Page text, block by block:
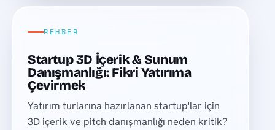
REHBER
Startup 3D İçerik & Sunum
Danışmanlığı: Fikri Yatırıma
Çevirmek
Yatırım turlarına hazırlanan startup'lar için
3D içerik ve pitch danışmanlığı neden kritik?